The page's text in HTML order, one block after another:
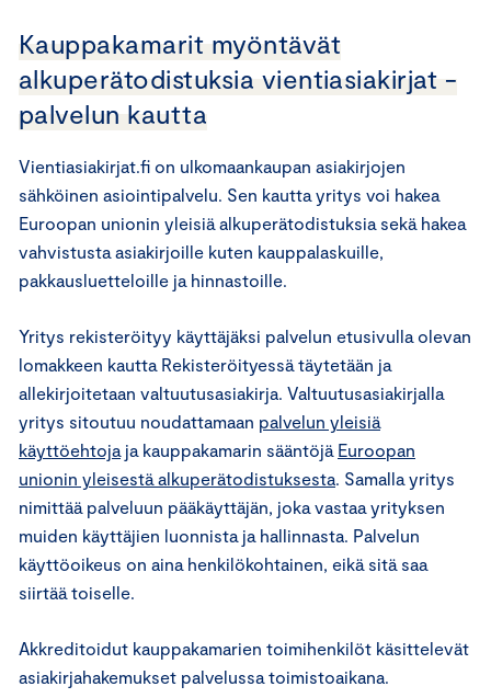
Kauppakamarit myöntävät
alkuperätodistuksia vientiasiakirjat -
palvelun kautta
Vientiasiakirjat.fi on ulkomaankaupan asiakirjojen
sähköinen asiointipalvelu. Sen kautta yritys voi hakea
Euroopan unionin yleisiä alkuperätodistuksia sekä hakea
vahvistusta asiakirjoille kuten kauppalaskuille,
pakkausluetteloille ja hinnastoille.
Yritys rekisteröityy käyttäjäksi palvelun etusivulla olevan
lomakkeen kautta Rekisteröityessä täytetään ja
allekirjoitetaan valtuutusasiakirja. Valtuutusasiakirjalla
yritys sitoutuu noudattamaan palvelun yleisiä
käyttöehtoja ja kauppakamarin sääntöjä Euroopan
unionin yleisestä alkuperätodistuksesta. Samalla yritys
nimittää palveluun pääkäyttäjän, joka vastaa yrityksen
muiden käyttäjien luonnista ja hallinnasta. Palvelun
käyttöoikeus on aina henkilökohtainen, eikä sitä saa
siirtää toiselle.
Akkreditoidut kauppakamarien toimihenkilöt käsittelevät
asiakirjahakemukset palvelussa toimistoaikana.